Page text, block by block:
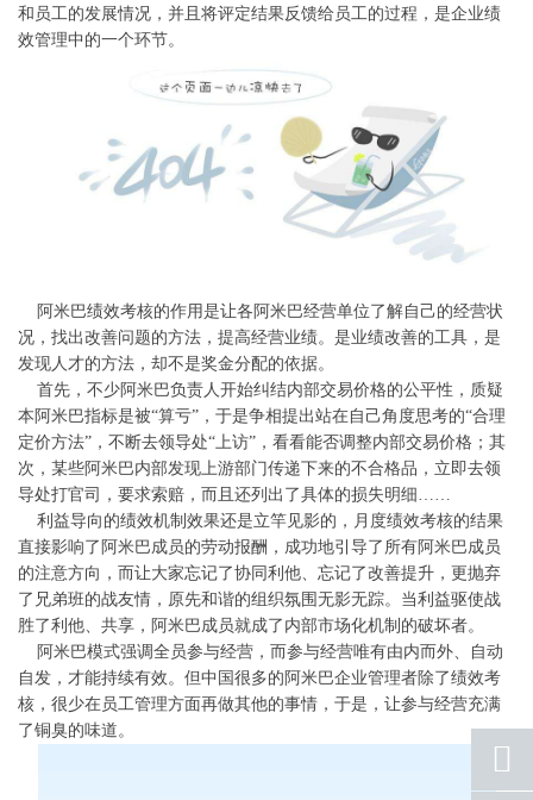
和员工的发展情况，并且将评定结果反馈给员工的过程，是企业绩
效管理中的一个环节。
阿米巴绩效考核的作用是让各阿米巴经营单位了解自己的经营状
况，找出改善问题的方法，提高经营业绩。是业绩改善的工具，是
发现人才的方法，却不是奖金分配的依据。
首先，不少阿米巴负责人开始纠结内部交易价格的公平性，质疑
本阿米巴指标是被“算亏”，于是争相提出站在自己角度思考的“合理
定价方法”，不断去领导处“上访”，看看能否调整内部交易价格；其
次，某些阿米巴内部发现上游部门传递下来的不合格品，立即去领
导处打官司，要求索赔，而且还列出了具体的损失明细……
利益导向的绩效机制效果还是立竿见影的，月度绩效考核的结果
直接影响了阿米巴成员的劳动报酬，成功地引导了所有阿米巴成员
的注意方向，而让大家忘记了协同利他、忘记了改善提升，更抛弃
了兄弟班的战友情，原先和谐的组织氛围无影无踪。当利益驱使战
胜了利他、共享，阿米巴成员就成了内部市场化机制的破坏者。
阿米巴模式强调全员参与经营，而参与经营唯有由内而外、自动
自发，才能持续有效。但中国很多的阿米巴企业管理者除了绩效考
核，很少在员工管理方面再做其他的事情，于是，让参与经营充满
了铜臭的味道。